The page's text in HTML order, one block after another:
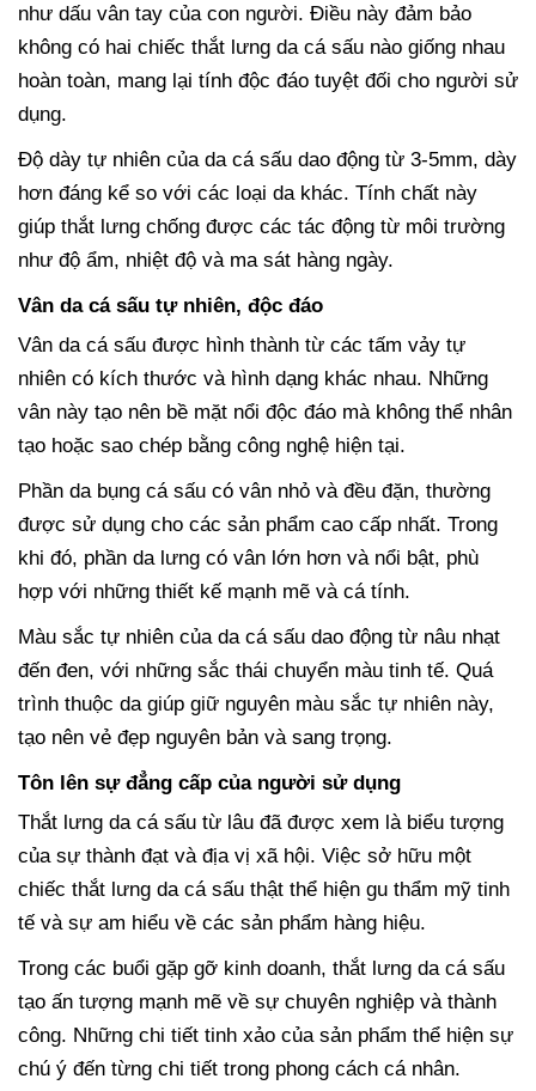
như dấu vân tay của con người. Điều này đảm bảo
không có hai chiếc thắt lưng da cá sấu nào giống nhau
hoàn toàn, mang lại tính độc đáo tuyệt đối cho người sử
dụng.
Độ dày tự nhiên của da cá sấu dao động từ 3-5mm, dày
hơn đáng kể so với các loại da khác. Tính chất này
giúp thắt lưng chống được các tác động từ môi trường
như độ ẩm, nhiệt độ và ma sát hàng ngày.
Vân da cá sấu tự nhiên, độc đáo
Vân da cá sấu được hình thành từ các tấm vảy tự
nhiên có kích thước và hình dạng khác nhau. Những
vân này tạo nên bề mặt nổi độc đáo mà không thể nhân
tạo hoặc sao chép bằng công nghệ hiện tại.
Phần da bụng cá sấu có vân nhỏ và đều đặn, thường
được sử dụng cho các sản phẩm cao cấp nhất. Trong
khi đó, phần da lưng có vân lớn hơn và nổi bật, phù
hợp với những thiết kế mạnh mẽ và cá tính.
Màu sắc tự nhiên của da cá sấu dao động từ nâu nhạt
đến đen, với những sắc thái chuyển màu tinh tế. Quá
trình thuộc da giúp giữ nguyên màu sắc tự nhiên này,
tạo nên vẻ đẹp nguyên bản và sang trọng.
Tôn lên sự đẳng cấp của người sử dụng
Thắt lưng da cá sấu từ lâu đã được xem là biểu tượng
của sự thành đạt và địa vị xã hội. Việc sở hữu một
chiếc thắt lưng da cá sấu thật thể hiện gu thẩm mỹ tinh
tế và sự am hiểu về các sản phẩm hàng hiệu.
Trong các buổi gặp gỡ kinh doanh, thắt lưng da cá sấu
tạo ấn tượng mạnh mẽ về sự chuyên nghiệp và thành
công. Những chi tiết tinh xảo của sản phẩm thể hiện sự
chú ý đến từng chi tiết trong phong cách cá nhân.